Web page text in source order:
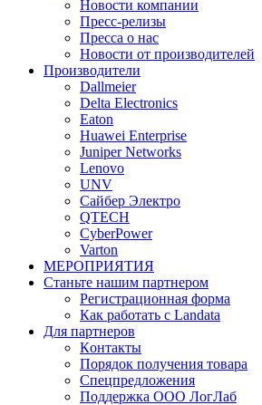
Новости компании
Пресс-релизы
Пресса о нас
Новости от производителей
Производители
Dallmeier
Delta Electronics
Eaton
Huawei Enterprise
Juniper Networks
Lenovo
UNV
Сайбер Электро
QTECH
CyberPower
Varton
МЕРОПРИЯТИЯ
Станьте нашим партнером
Регистрационная форма
Как работать с Landata
Для партнеров
Кoнтaкты
Порядок получения товара
Спецпредложения
Поддержка ООО ЛогЛаб